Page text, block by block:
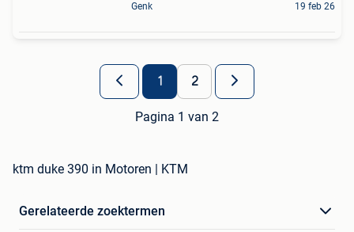
Genk 19 feb 26
1 2
Pagina 1 van 2
ktm duke 390 in Motoren | KTM
Gerelateerde zoektermen